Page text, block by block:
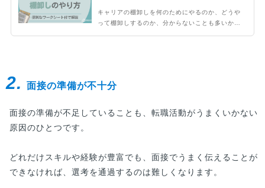
キャリアの棚卸しを何のためにやるのか、どうや
って棚卸しするのか、分からないことも多いかも
2. 面接の準備が不十分
面接の準備が不足していることも、転職活動がうまくいかない
原因のひとつです。
どれだけスキルや経験が豊富でも、面接でうまく伝えることが
できなければ、選考を通過するのは難しくなります。